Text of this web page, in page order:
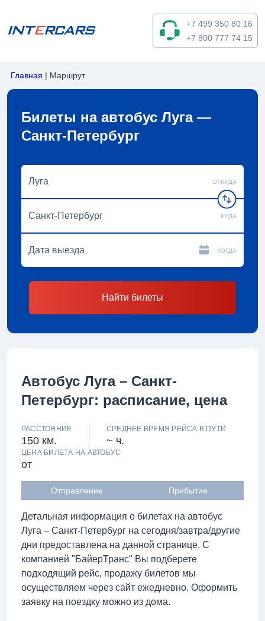
+7 499 350 80 16
+7 800 777 74 15
Главная | Маршрут
Билеты на автобус Луга —
Санкт-Петербург
ОТКУДА
КУДА
КОГДА
Найти билеты
Автобус Луга – Санкт-
Петербург: расписание, цена
РАССТОЯНИЕ
150 км.
СРЕДНЕЕ ВРЕМЯ РЕЙСА В ПУТИ
~ ч.
ЦЕНА БИЛЕТА НА АВТОБУС
от
Отправление Прибытие
Детальная информация о билетах на автобус
Луга – Санкт-Петербург на сегодня/завтра/другие
дни предоставлена на данной странице. С
компанией "БайерТранс" Вы подберете
подходящий рейс, продажу билетов мы
осуществляем через сайт ежедневно. Оформить
заявку на поездку можно из дома.